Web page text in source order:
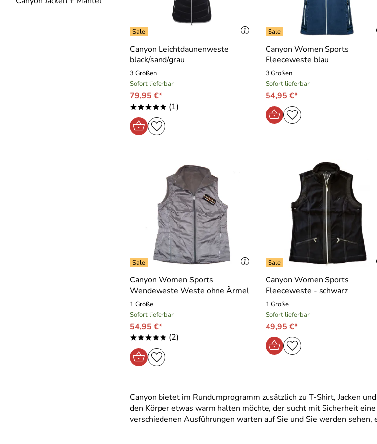
Canyon Leichtdaunenweste
black/sand/grau
3 Größen
Sofort lieferbar
79,95 €*
***** (1)
Canyon Women Sports
Fleeceweste blau
3 Größen
Sofort lieferbar
54,95 €*
Canyon Women Sports
Wendeweste Weste ohne Ärmel
1 Größe
Sofort lieferbar
54,95 €*
***** (2)
Canyon Women Sports
Fleeceweste - schwarz
1 Größe
Sofort lieferbar
49,95 €*
Canyon bietet im Rundumprogramm zusätzlich zu T-Shirt, Jacken
den Körper etwas warm halten möchte, der sucht mit Sicherheit
verschiedenen Ausführungen warten auf Sie und Sie werden